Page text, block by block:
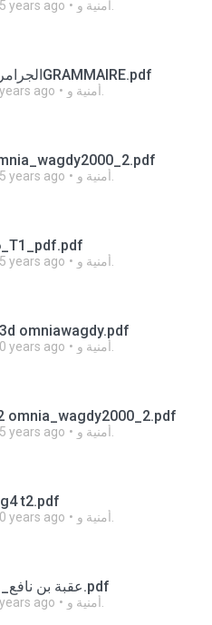
years ago
GUIDE DE الجرامر كاملGRAMMAIRE.pdf
ago
years ago
years ago
omniawagdy.pdf
years ago
omnia_wagdy2000_2.pdf
years ago
t2.pdf
years ago
windows-1256__عقبة بن نافع.pdf
ago